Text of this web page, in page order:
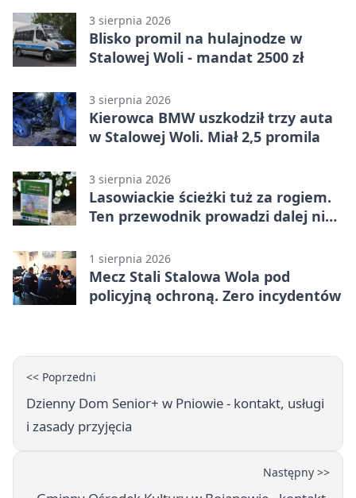
3 sierpnia 2026
Blisko promil na hulajnodze w
Stalowej Woli - mandat 2500 zł
3 sierpnia 2026
Kierowca BMW uszkodził trzy auta
w Stalowej Woli. Miał 2,5 promila
3 sierpnia 2026
Lasowiackie ścieżki tuż za rogiem.
Ten przewodnik prowadzi dalej niż
1 sierpnia 2026
Mecz Stali Stalowa Wola pod
policyjną ochroną. Zero incydentów
<< Poprzedni
Dzienny Dom Senior+ w Pniowie - kontakt, usługi
i zasady przyjęcia
Następny >>